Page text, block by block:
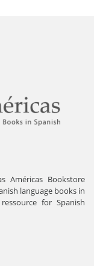
Américas Bookstore
language books in
for Spanish